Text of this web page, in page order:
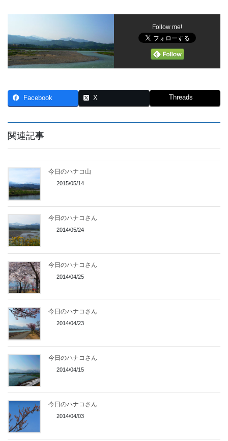
Follow me!
Facebook X Threads
関連記事
今日のハナコ山
2015/05/14
今日のハナコさん
2014/05/24
今日のハナコさん
2014/04/25
今日のハナコさん
2014/04/23
今日のハナコさん
2014/04/15
今日のハナコさん
2014/04/03